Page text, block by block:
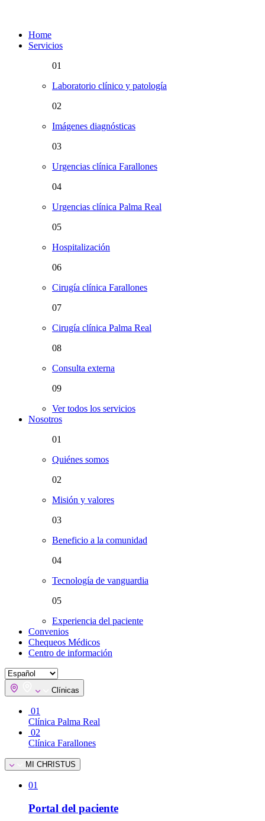
Home
Servicios
01
Laboratorio clínico y patología
02
Imágenes diagnósticas
03
Urgencias clínica Farallones
04
Urgencias clínica Palma Real
05
Hospitalización
06
Cirugía clínica Farallones
07
Cirugía clínica Palma Real
08
Consulta externa
09
Ver todos los servicios
Nosotros
01
Quiénes somos
02
Misión y valores
03
Beneficio a la comunidad
04
Tecnología de vanguardia
05
Experiencia del paciente
Convenios
Chequeos Médicos
Centro de información
Clínicas
01
Clínica Palma Real
02
Clínica Farallones
MI CHRISTUS
01
Portal del paciente